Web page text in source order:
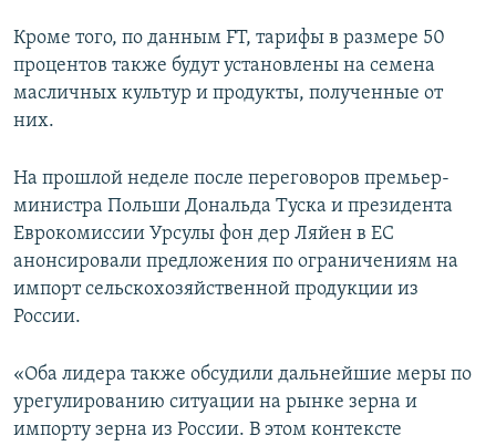
Кроме того, по данным FT, тарифы в размере 50
процентов также будут установлены на семена
масличных культур и продукты, полученные от
них.
На прошлой неделе после переговоров премьер-
министра Польши Дональда Туска и президента
Еврокомиссии Урсулы фон дер Ляйен в ЕС
анонсировали предложения по ограничениям на
импорт сельскохозяйственной продукции из
России.
«Оба лидера также обсудили дальнейшие меры по
урегулированию ситуации на рынке зерна и
импорту зерна из России. В этом контексте